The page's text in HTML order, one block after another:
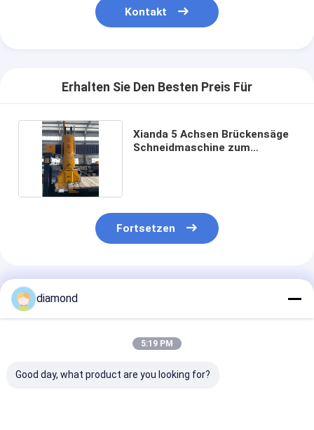
Kontakt
Erhalten Sie Den Besten Preis Für
Xianda 5 Achsen Brückensäge
Schneidmaschine zum
Fortsetzen
Empfohlene Produkte
diamond
5:19 PM
Good day, what product are you looking for?